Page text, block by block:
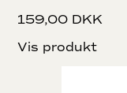
159,00 DKK
Vis produkt